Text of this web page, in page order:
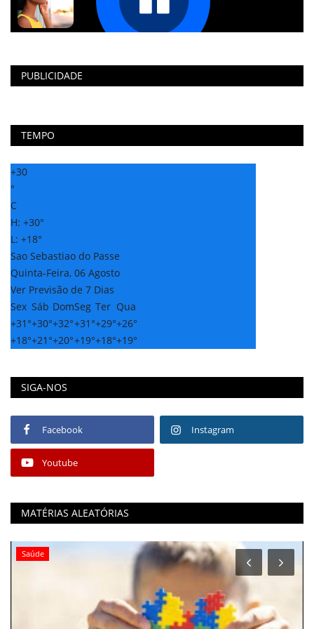
PUBLICIDADE
TEMPO
+30
°
C
H: +30°
L: +18°
Sao Sebastiao do Passe
Quinta-Feira, 06 Agosto
Ver Previsão de 7 Dias
Sex Sáb DomSeg Ter Qua
+31°+30°+32°+31°+29°+26°
+18°+21°+20°+19°+18°+19°
SIGA-NOS
Facebook Instagram
Youtube
MATÉRIAS ALEATÓRIAS
Saúde